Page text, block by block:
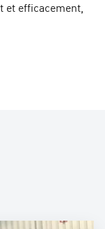
et efficacement,